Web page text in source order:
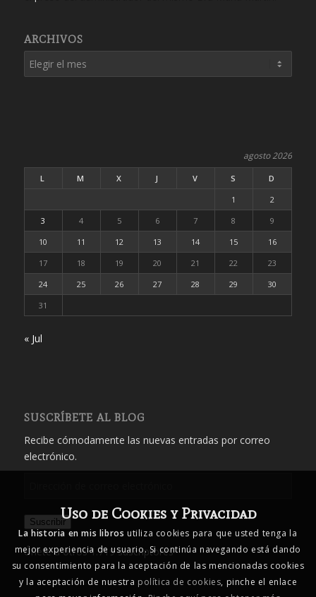
ARCHIVOS
agosto 2026
L M X J V S
D
1
2
3
4 5 6 7 8
9
10
11 12 13 14 15
16
17
18 19 20 21 22
23
24
25 26 27 28 29
30
31
« Jul
SUSCRÍBETE AL BLOG
Recibe cómodamente las nuevas entradas por correo
electrónico.
correo
electrónico
Suscribir
Únete a otros 1.719 suscriptores
Uso de Cookies y Privacidad
La historia en mis libros utiliza cookies para que usted tenga la
mejor experiencia de usuario. Si continúa navegando está dando
su consentimiento para la aceptación de las mencionadas cookies
y la aceptación de nuestra política de cookies, pinche el enlace